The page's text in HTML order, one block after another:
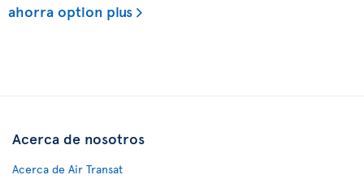
ahorra option plus
Acerca de nosotros
Acerca de Air Transat